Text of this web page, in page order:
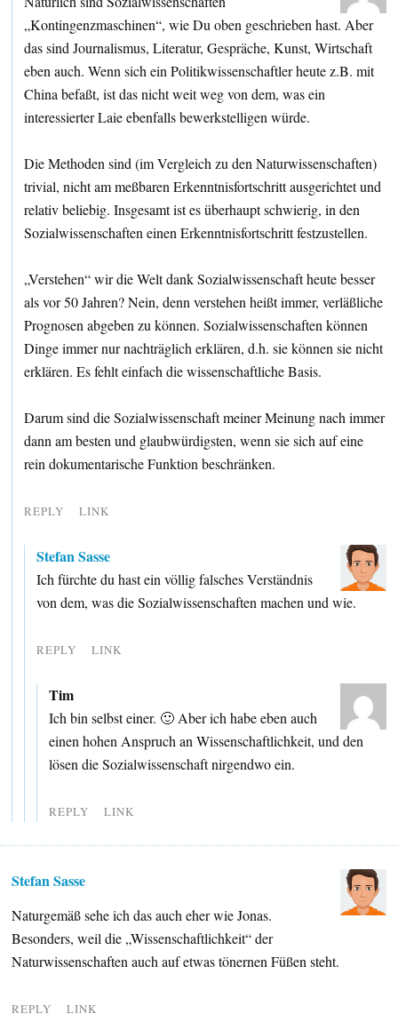
„Kontingenzmaschinen“, wie Du oben geschrieben hast. Aber
das sind Journalismus, Literatur, Gespräche, Kunst, Wirtschaft
eben auch. Wenn sich ein Politikwissenschaftler heute z.B. mit
China befaßt, ist das nicht weit weg von dem, was ein
interessierter Laie ebenfalls bewerkstelligen würde.
Die Methoden sind (im Vergleich zu den Naturwissenschaften)
trivial, nicht am meßbaren Erkenntnisfortschritt ausgerichtet und
relativ beliebig. Insgesamt ist es überhaupt schwierig, in den
Sozialwissenschaften einen Erkenntnisfortschritt festzustellen.
„Verstehen“ wir die Welt dank Sozialwissenschaft heute besser
als vor 50 Jahren? Nein, denn verstehen heißt immer, verläßliche
Prognosen abgeben zu können. Sozialwissenschaften können
Dinge immer nur nachträglich erklären, d.h. sie können sie nicht
erklären. Es fehlt einfach die wissenschaftliche Basis.
Darum sind die Sozialwissenschaft meiner Meinung nach immer
dann am besten und glaubwürdigsten, wenn sie sich auf eine
rein dokumentarische Funktion beschränken.
REPLY LINK
Stefan Sasse
Ich fürchte du hast ein völlig falsches Verständnis
von dem, was die Sozialwissenschaften machen und wie.
REPLY LINK
Tim
Ich bin selbst einer. 🙂 Aber ich habe eben auch
einen hohen Anspruch an Wissenschaftlichkeit, und den
lösen die Sozialwissenschaft nirgendwo ein.
REPLY LINK
Stefan Sasse
Naturgemäß sehe ich das auch eher wie Jonas.
Besonders, weil die „Wissenschaftlichkeit“ der
Naturwissenschaften auch auf etwas tönernen Füßen steht.
REPLY LINK